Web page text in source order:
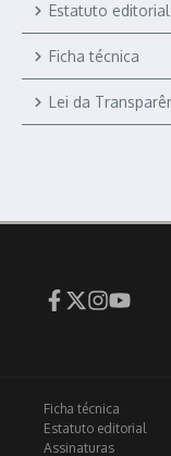
Estatuto editorial
Ficha técnica
Lei da
Ficha técnica
Estatuto editorial
Assinaturas